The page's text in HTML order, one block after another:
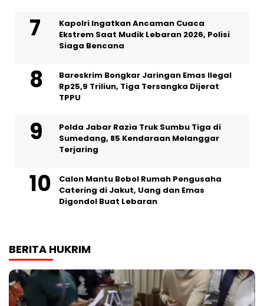
Kapolri Ingatkan Ancaman Cuaca
Ekstrem Saat Mudik Lebaran 2026, Polisi
Siaga Bencana
Bareskrim Bongkar Jaringan Emas Ilegal
Rp25,9 Triliun, Tiga Tersangka Dijerat
TPPU
Polda Jabar Razia Truk Sumbu Tiga di
Sumedang, 85 Kendaraan Melanggar
Terjaring
Calon Mantu Bobol Rumah Pengusaha
Catering di Jakut, Uang dan Emas
Digondol Buat Lebaran
BERITA HUKRIM